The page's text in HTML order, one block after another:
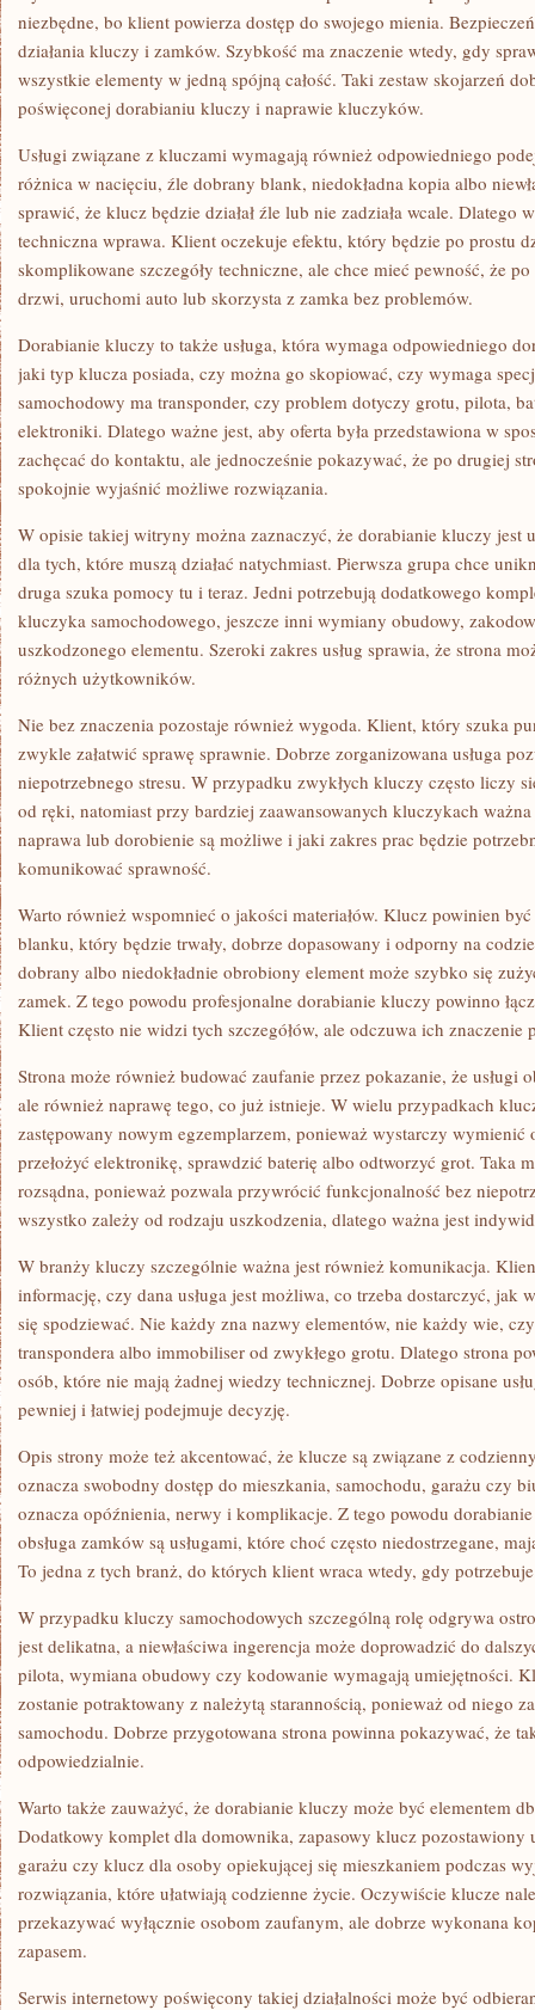
niezbędne, bo klient powierza dostęp do swojego mienia.
działania kluczy i zamków. Szybkość ma znaczenie wtedy, gdy
wszystkie elementy w jedną spójną całość. Taki zestaw skojarzeń
poświęconej dorabianiu kluczy i naprawie kluczyków.
Usługi związane z kluczami wymagają również odpowiedniego
różnica w nacięciu, źle dobrany blank, niedokładna kopia albo
sprawić, że klucz będzie działał źle lub nie zadziała wcale. Dlatego
techniczna wprawa. Klient oczekuje efektu, który będzie po prostu
skomplikowane szczegóły techniczne, ale chce mieć pewność, że
drzwi, uruchomi auto lub skorzysta z zamka bez problemów.
Dorabianie kluczy to także usługa, która wymaga odpowiedniego
jaki typ klucza posiada, czy można go skopiować, czy wymaga
samochodowy ma transponder, czy problem dotyczy grotu, pilota,
elektroniki. Dlatego ważne jest, aby oferta była przedstawiona w
zachęcać do kontaktu, ale jednocześnie pokazywać, że po drugiej
spokojnie wyjaśnić możliwe rozwiązania.
W opisie takiej witryny można zaznaczyć, że dorabianie kluczy jest
dla tych, które muszą działać natychmiast. Pierwsza grupa chce
druga szuka pomocy tu i teraz. Jedni potrzebują dodatkowego
kluczyka samochodowego, jeszcze inni wymiany obudowy,
uszkodzonego elementu. Szeroki zakres usług sprawia, że strona
różnych użytkowników.
Nie bez znaczenia pozostaje również wygoda. Klient, który szuka
zwykle załatwić sprawę sprawnie. Dobrze zorganizowana usługa
niepotrzebnego stresu. W przypadku zwykłych kluczy często liczy
od ręki, natomiast przy bardziej zaawansowanych kluczykach
naprawa lub dorobienie są możliwe i jaki zakres prac będzie
komunikować sprawność.
Warto również wspomnieć o jakości materiałów. Klucz powinien
blanku, który będzie trwały, dobrze dopasowany i odporny na
dobrany albo niedokładnie obrobiony element może szybko się
zamek. Z tego powodu profesjonalne dorabianie kluczy powinno
Klient często nie widzi tych szczegółów, ale odczuwa ich
Strona może również budować zaufanie przez pokazanie, że usługi
ale również naprawę tego, co już istnieje. W wielu przypadkach
zastępowany nowym egzemplarzem, ponieważ wystarczy
przełożyć elektronikę, sprawdzić baterię albo odtworzyć grot. Taka
rozsądna, ponieważ pozwala przywrócić funkcjonalność bez
wszystko zależy od rodzaju uszkodzenia, dlatego ważna jest
W branży kluczy szczególnie ważna jest również komunikacja.
informację, czy dana usługa jest możliwa, co trzeba dostarczyć, jak
się spodziewać. Nie każdy zna nazwy elementów, nie każdy wie,
transpondera albo immobiliser od zwykłego grotu. Dlatego strona
osób, które nie mają żadnej wiedzy technicznej. Dobrze opisane
pewniej i łatwiej podejmuje decyzję.
Opis strony może też akcentować, że klucze są związane z
oznacza swobodny dostęp do mieszkania, samochodu, garażu czy
oznacza opóźnienia, nerwy i komplikacje. Z tego powodu
obsługa zamków są usługami, które choć często niedostrzegane,
To jedna z tych branż, do których klient wraca wtedy, gdy
W przypadku kluczy samochodowych szczególną rolę odgrywa
jest delikatna, a niewłaściwa ingerencja może doprowadzić do
pilota, wymiana obudowy czy kodowanie wymagają umiejętności.
zostanie potraktowany z należytą starannością, ponieważ od niego
samochodu. Dobrze przygotowana strona powinna pokazywać, że
odpowiedzialnie.
Warto także zauważyć, że dorabianie kluczy może być elementem
Dodatkowy komplet dla domownika, zapasowy klucz pozostawiony
garażu czy klucz dla osoby opiekującej się mieszkaniem podczas
rozwiązania, które ułatwiają codzienne życie. Oczywiście klucze
przekazywać wyłącznie osobom zaufanym, ale dobrze wykonana
zapasem.
Serwis internetowy poświęcony takiej działalności może być